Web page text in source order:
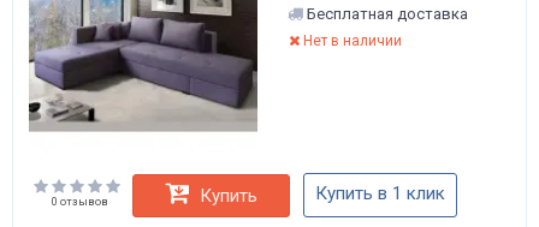
Бесплатная доставка
Нет в наличии
0 отзывов Купить Купить в 1 клик